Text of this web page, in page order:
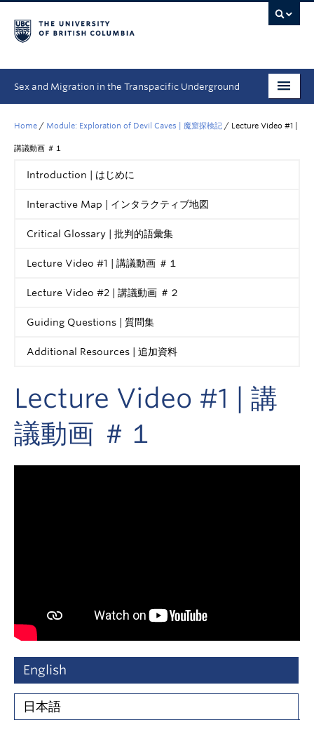
Sex and Migration in the Transpacific Underground
Primary Sources | 一次史料
Modules | モジュール
Student Spotlight
Videos | 動画
People | チーム
Home / Module: Exploration of Devil Caves | 魔窟探検記 / Lecture Video #1 |
講議動画 ＃１
Introduction | はじめに
Interactive Map | インタラクティブ地図
Critical Glossary | 批判的語彙集
Lecture Video #1 | 講議動画 ＃１
Lecture Video #2 | 講議動画 ＃２
Guiding Questions | 質問集
Additional Resources | 追加資料
Lecture Video #1 | 講
議動画 ＃１
English
日本語